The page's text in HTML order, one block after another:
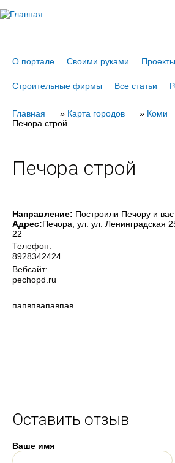
О портале Своими руками Проекты
Строительные фирмы Все статьи
Вы
Главная » Карта городов » Коми
Печора строй
Печора строй
Направление: Построили Печору и вас
Адрес:Печора , ул. ул. Ленинградская
22
Телефон:
8928342424
Вебсайт:
pechopd.ru
папвпвапавпав
Оставить отзыв
Ваше имя